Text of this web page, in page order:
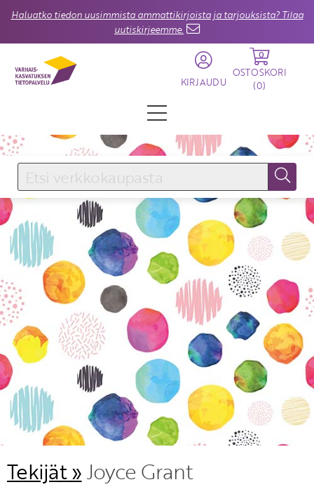
Haluatko tiedon uusimmista ammattikirjoista ja tarjouksista? Tilaa
uutiskirjeemme.
KIRJAUDU
0
OSTOSKORI
(0)
KIRJAUDU SISÄÄN
Käyttäjätunnus
Salasana
Unohtuiko salasana?
KIRJAUDU SISÄÄN
Etkö ole vielä Varhaiskasvatuksen Tietopalvelun
jäsen?
Liity tästä!
Tekijät »Joyce Grant